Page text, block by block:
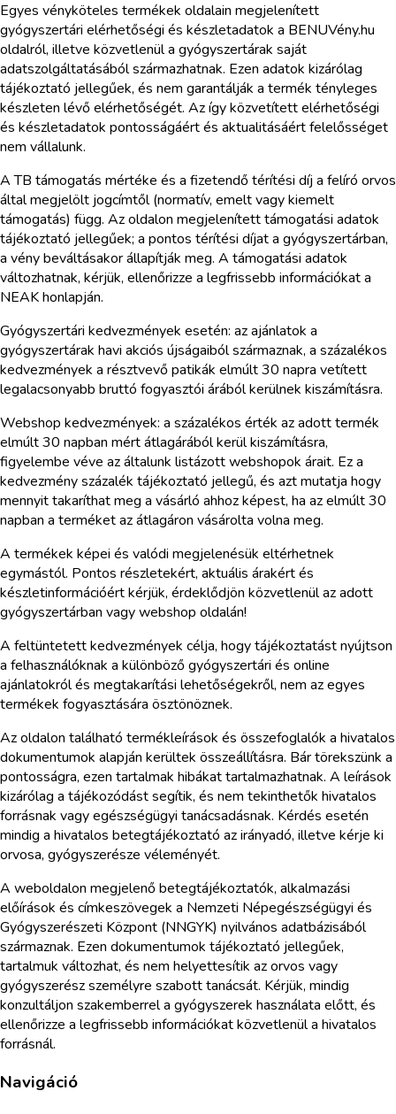
Egyes vényköteles termékek oldalain megjelenített
gyógyszertári elérhetőségi és készletadatok a BENUVény.hu
oldalról, illetve közvetlenül a gyógyszertárak saját
adatszolgáltatásából származhatnak. Ezen adatok kizárólag
tájékoztató jellegűek, és nem garantálják a termék tényleges
készleten lévő elérhetőségét. Az így közvetített elérhetőségi
és készletadatok pontosságáért és aktualitásáért felelősséget
nem vállalunk.
A TB támogatás mértéke és a fizetendő térítési díj a felíró orvos
által megjelölt jogcímtől (normatív, emelt vagy kiemelt
támogatás) függ. Az oldalon megjelenített támogatási adatok
tájékoztató jellegűek; a pontos térítési díjat a gyógyszertárban,
a vény beváltásakor állapítják meg. A támogatási adatok
változhatnak, kérjük, ellenőrizze a legfrissebb információkat a
NEAK honlapján.
Gyógyszertári kedvezmények esetén: az ajánlatok a
gyógyszertárak havi akciós újságaiból származnak, a százalékos
kedvezmények a résztvevő patikák elmúlt 30 napra vetített
legalacsonyabb bruttó fogyasztói árából kerülnek kiszámításra.
Webshop kedvezmények: a százalékos érték az adott termék
elmúlt 30 napban mért átlagárából kerül kiszámításra,
figyelembe véve az általunk listázott webshopok árait. Ez a
kedvezmény százalék tájékoztató jellegű, és azt mutatja hogy
mennyit takaríthat meg a vásárló ahhoz képest, ha az elmúlt 30
napban a terméket az átlagáron vásárolta volna meg.
A termékek képei és valódi megjelenésük eltérhetnek
egymástól. Pontos részletekért, aktuális árakért és
készletinformációért kérjük, érdeklődjön közvetlenül az adott
gyógyszertárban vagy webshop oldalán!
A feltüntetett kedvezmények célja, hogy tájékoztatást nyújtson
a felhasználóknak a különböző gyógyszertári és online
ajánlatokról és megtakarítási lehetőségekről, nem az egyes
termékek fogyasztására ösztönöznek.
Az oldalon található termékleírások és összefoglalók a hivatalos
dokumentumok alapján kerültek összeállításra. Bár törekszünk a
pontosságra, ezen tartalmak hibákat tartalmazhatnak. A leírások
kizárólag a tájékozódást segítik, és nem tekinthetők hivatalos
forrásnak vagy egészségügyi tanácsadásnak. Kérdés esetén
mindig a hivatalos betegtájékoztató az irányadó, illetve kérje ki
orvosa, gyógyszerésze véleményét.
A weboldalon megjelenő betegtájékoztatók, alkalmazási
előírások és címkeszövegek a Nemzeti Népegészségügyi és
Gyógyszerészeti Központ (NNGYK) nyilvános adatbázisából
származnak. Ezen dokumentumok tájékoztató jellegűek,
tartalmuk változhat, és nem helyettesítik az orvos vagy
gyógyszerész személyre szabott tanácsát. Kérjük, mindig
konzultáljon szakemberrel a gyógyszerek használata előtt, és
ellenőrizze a legfrissebb információkat közvetlenül a hivatalos
forrásnál.
Navigáció